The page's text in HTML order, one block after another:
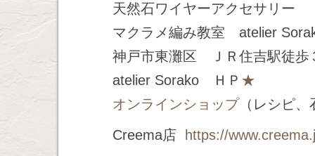
天然石ワイヤーアクセサリー
マクラメ編み教室 atelier
神戸市東灘区 ＪＲ住吉駅徒歩
atelier Sorako ＨＰ ★
オンラインショップ（レシピ、
Creema店
https://